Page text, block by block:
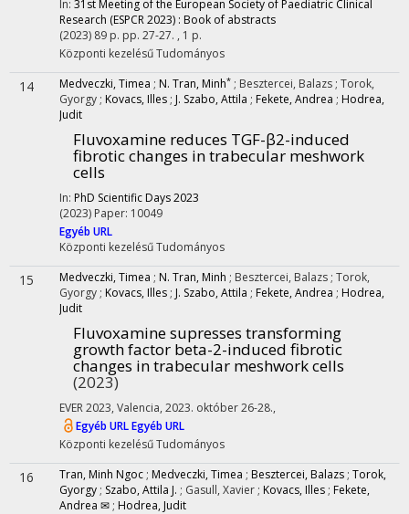
In: 31st Meeting of the European Society of Paediatric Clinical
Research (ESPCR 2023) : Book of abstracts
(2023) 89 p. pp. 27-27. , 1 p.
Központi kezelésűTudományos
14 Medveczki, Timea ; N. Tran, Minh* ; Besztercei, Balazs ; Torok,
Gyorgy ; Kovacs, Illes ; J. Szabo, Attila ; Fekete, Andrea ; Hodrea,
Judit
Fluvoxamine reduces TGF-β2-induced
fibrotic changes in trabecular meshwork
cells
In: PhD Scientific Days 2023
(2023) Paper: 10049
Egyéb URL
Központi kezelésűTudományos
15 Medveczki, Timea ; N. Tran, Minh ; Besztercei, Balazs ; Torok,
Gyorgy ; Kovacs, Illes ; J. Szabo, Attila ; Fekete, Andrea ; Hodrea,
Judit
Fluvoxamine supresses transforming
growth factor beta-2-induced fibrotic
changes in trabecular meshwork cells
(2023)
EVER 2023, Valencia, 2023. október 26-28.,
Egyéb URLEgyéb URL
Központi kezelésűTudományos
16 Tran, Minh Ngoc ; Medveczki, Timea ; Besztercei, Balazs ; Torok,
Gyorgy ; Szabo, Attila J. ; Gasull, Xavier ; Kovacs, Illes ; Fekete,
Andrea ✉ ; Hodrea, Judit